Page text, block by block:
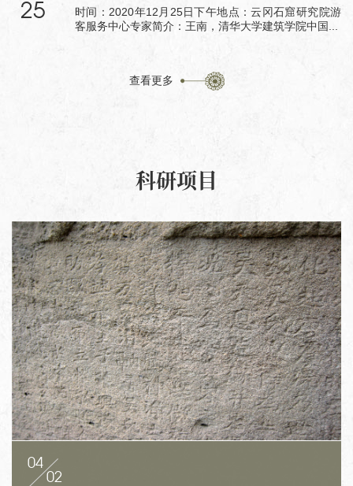
时间：2020年12月25日下午地点：云冈石窟研究院游
客服务中心专家简介：王南，清华大学建筑学院中国...
25
查看更多
科研项目
04
02